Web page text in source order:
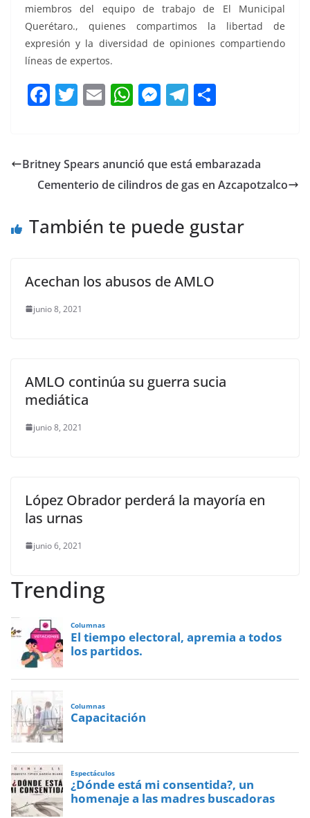
miembros del equipo de trabajo de El Municipal
Querétaro., quienes compartimos la libertad de
expresión y la diversidad de opiniones compartiendo
líneas de expertos.
F
a
e
b
o
T
w
er
E
m
l
W
h
s
A
p
M
e
e
n
er
T
el
gr
a
p
ar
Britney Spears anunció que está embarazada
Cementerio de cilindros de gas en Azcapotzalco
También te puede gustar
Acechan los abusos de AMLO
junio 8, 2021
AMLO continúa su guerra sucia
mediática
junio 8, 2021
López Obrador perderá la mayoría en
las urnas
junio 6, 2021
Trending